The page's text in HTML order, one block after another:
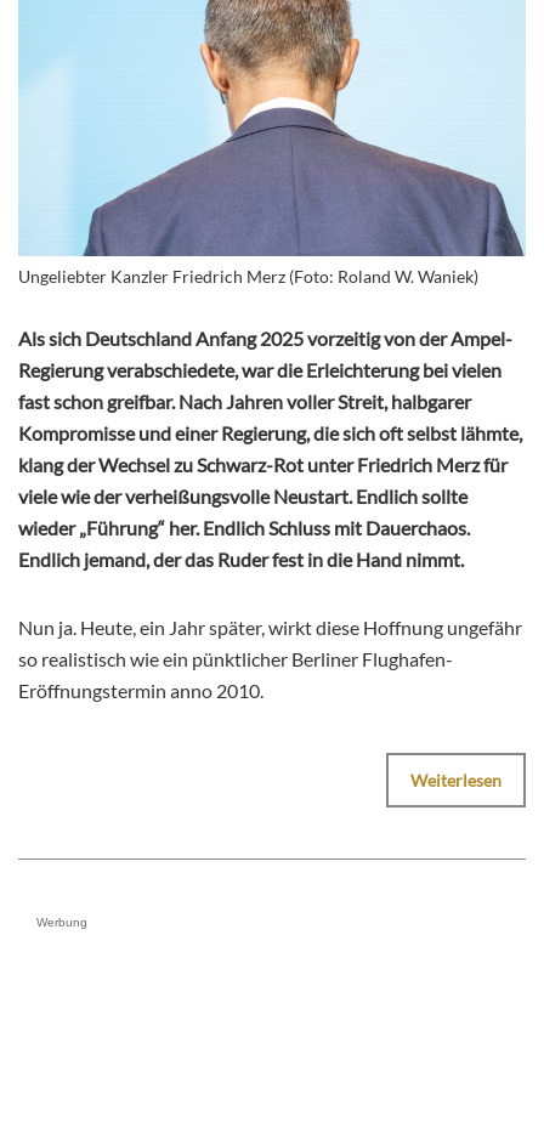
Ungeliebter Kanzler Friedrich Merz (Foto: Roland W. Waniek)
Als sich Deutschland Anfang 2025 vorzeitig von der Ampel-
Regierung verabschiedete, war die Erleichterung bei vielen
fast schon greifbar. Nach Jahren voller Streit, halbgarer
Kompromisse und einer Regierung, die sich oft selbst lähmte,
klang der Wechsel zu Schwarz-Rot unter Friedrich Merz für
viele wie der verheißungsvolle Neustart. Endlich sollte
wieder „Führung“ her. Endlich Schluss mit Dauerchaos.
Endlich jemand, der das Ruder fest in die Hand nimmt.
Nun ja. Heute, ein Jahr später, wirkt diese Hoffnung ungefähr
so realistisch wie ein pünktlicher Berliner Flughafen-
Eröffnungstermin anno 2010.
Weiterlesen
Werbung